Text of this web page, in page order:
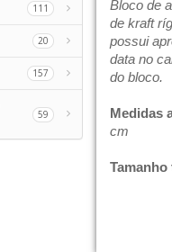
111
20
157
59
Bloco de
de kraft
possui
data no
do bloco.
Medidas
cm